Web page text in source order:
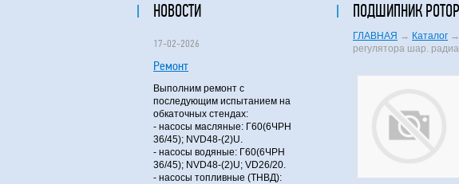
НОВОСТИ
17-02-2026
Ремонт
Выполним ремонт с
последующим испытанием на
обкаточных стендах:
- насосы масляные: Г60(6ЧРН
36/45); NVD48-(2)U.
- насосы водяные: Г60(6ЧРН
36/45); NVD48-(2)U; VD26/20.
- насосы топливные (ТНВД):
ПОДШИПНИК
ГЛАВНАЯ → Каталог →
регулятора шар.